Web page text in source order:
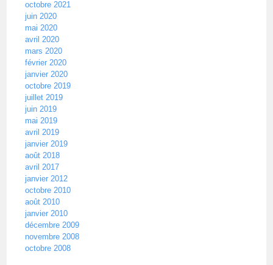
octobre 2021
juin 2020
mai 2020
avril 2020
mars 2020
février 2020
janvier 2020
octobre 2019
juillet 2019
juin 2019
mai 2019
avril 2019
janvier 2019
août 2018
avril 2017
janvier 2012
octobre 2010
août 2010
janvier 2010
décembre 2009
novembre 2008
octobre 2008